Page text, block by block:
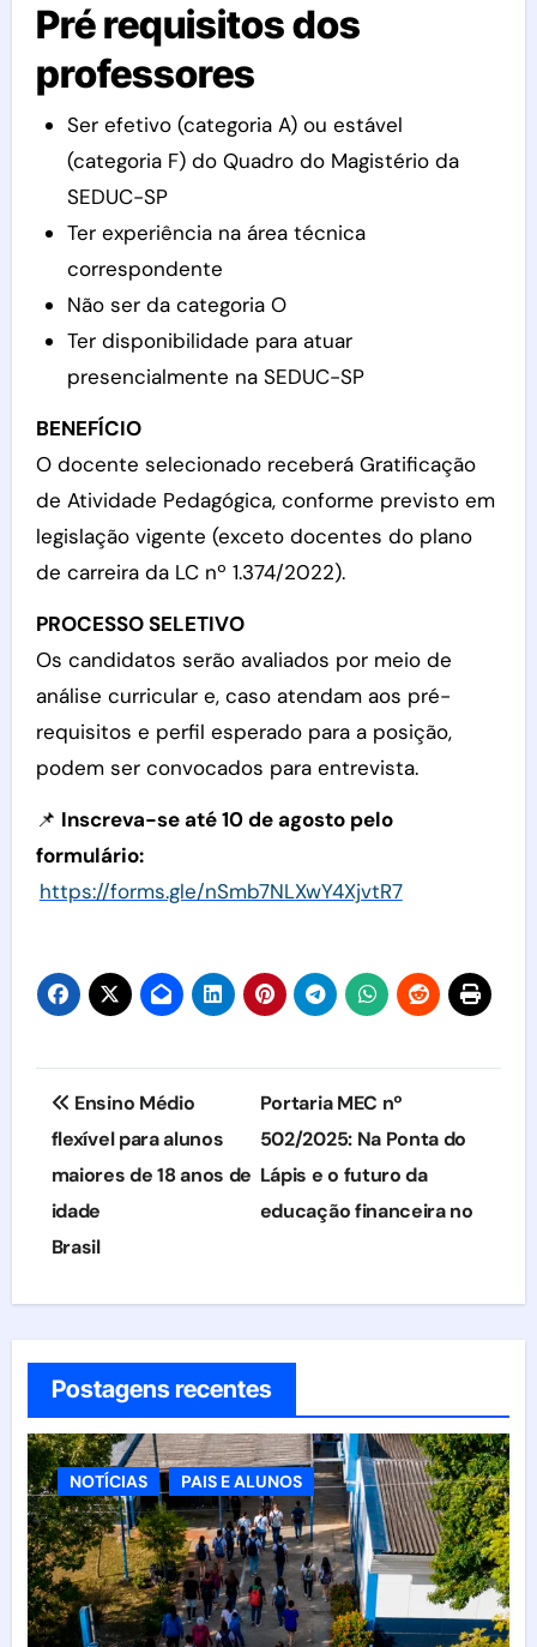
Pré requisitos dos
professores
Ser efetivo (categoria A) ou estável
(categoria F) do Quadro do Magistério da
SEDUC-SP
Ter experiência na área técnica
correspondente
Não ser da categoria O
Ter disponibilidade para atuar
presencialmente na SEDUC-SP
BENEFÍCIO
O docente selecionado receberá Gratificação
de Atividade Pedagógica, conforme previsto em
legislação vigente (exceto docentes do plano
de carreira da LC nº 1.374/2022).
PROCESSO SELETIVO
Os candidatos serão avaliados por meio de
análise curricular e, caso atendam aos pré-
requisitos e perfil esperado para a posição,
podem ser convocados para entrevista.
📌 Inscreva-se até 10 de agosto pelo
formulário:
https://forms.gle/nSmb7NLXwY4XjvtR7
Navegação
de
Post
Ensino Médio
flexível para alunos
maiores de 18 anos de
idade
Portaria MEC nº
502/2025: Na Ponta do
Lápis e o futuro da
educação financeira no
Brasil
Postagens recentes
NOTÍCIAS PAIS E ALUNOS